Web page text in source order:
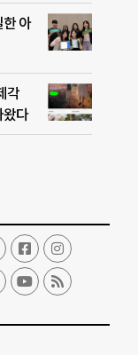
한 아
각
왔다